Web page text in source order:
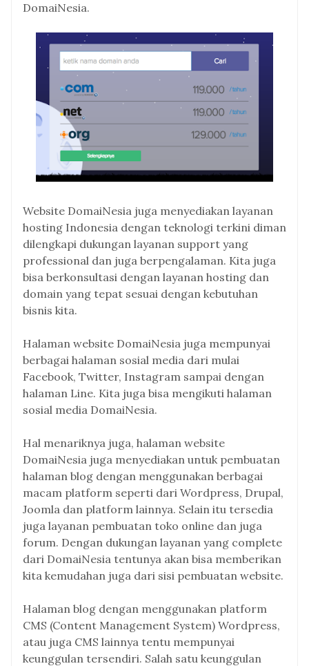
DomaiNesia.
Website DomaiNesia juga menyediakan layanan
hosting Indonesia dengan teknologi terkini diman
dilengkapi dukungan layanan support yang
professional dan juga berpengalaman. Kita juga
bisa berkonsultasi dengan layanan hosting dan
domain yang tepat sesuai dengan kebutuhan
bisnis kita.
Halaman website DomaiNesia juga mempunyai
berbagai halaman sosial media dari mulai
Facebook, Twitter, Instagram sampai dengan
halaman Line. Kita juga bisa mengikuti halaman
sosial media DomaiNesia.
Hal menariknya juga, halaman website
DomaiNesia juga menyediakan untuk pembuatan
halaman blog dengan menggunakan berbagai
macam platform seperti dari Wordpress, Drupal,
Joomla dan platform lainnya. Selain itu tersedia
juga layanan pembuatan toko online dan juga
forum. Dengan dukungan layanan yang complete
dari DomaiNesia tentunya akan bisa memberikan
kita kemudahan juga dari sisi pembuatan website.
Halaman blog dengan menggunakan platform
CMS (Content Management System) Wordpress,
atau juga CMS lainnya tentu mempunyai
keunggulan tersendiri. Salah satu keunggulan